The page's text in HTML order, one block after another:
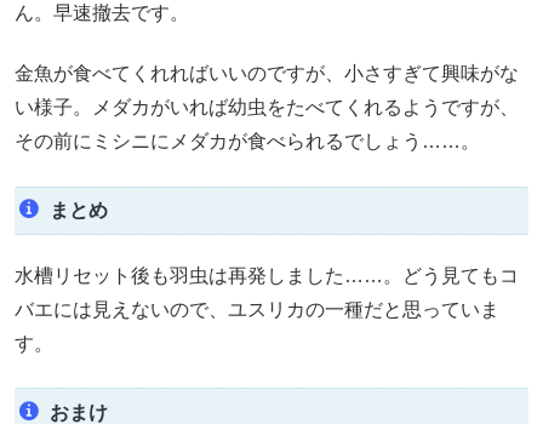
ん。早速撤去です。
金魚が食べてくれればいいのですが、小さすぎて興味がな
い様子。メダカがいれば幼虫をたべてくれるようですが、
その前にミシニにメダカが食べられるでしょう……。
まとめ
水槽リセット後も羽虫は再発しました……。どう見てもコ
バエには見えないので、ユスリカの一種だと思っていま
す。
おまけ